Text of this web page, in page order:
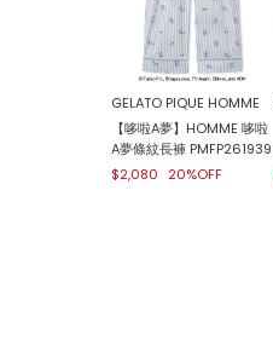
GELATO PIQUE HOMME
【哆啦A夢】HOMME 哆啦
A夢條紋長褲 PMFP261939
$2,080
20%OFF